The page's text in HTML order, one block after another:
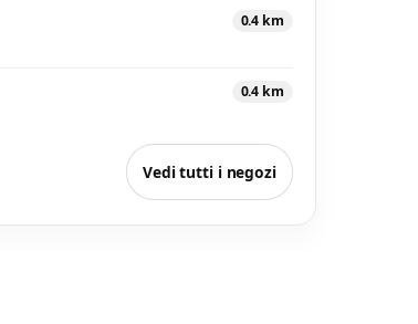
0.4 km
0.4 km
Vedi tutti i negozi